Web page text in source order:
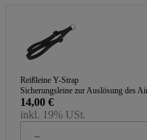
Reißleine Y-Strap
Sicherungsleine zur Auslösung des
14,00 €
inkl. 19% USt.